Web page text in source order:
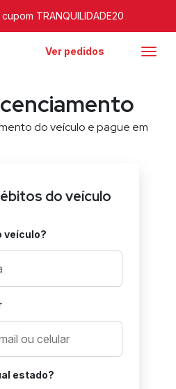
TRANQUILIDADE20
Ver pedidos
do veículo e pague em
do veículo
veículo?
estado?